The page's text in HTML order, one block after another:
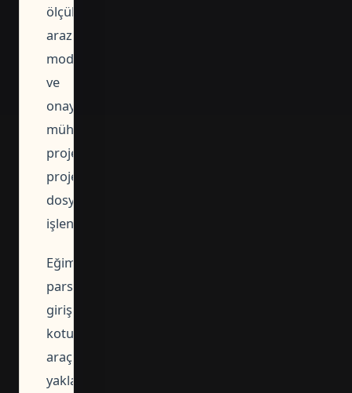
ölçülü
arazi
modeli
ve
onaylı
mühendislik
projesiyle
proje
dosyasına
işlenebilir.
Eğimli
parselde
giriş
kotu,
araç
yaklaşımı,